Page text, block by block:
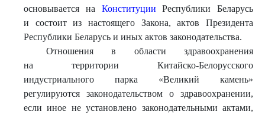
основывается на Конституции Республики Беларусь
и состоит из настоящего Закона, актов Президента
Республики Беларусь и иных актов законодательства.
Отношения в области здравоохранения
на территории Китайско-Белорусского
индустриального парка «Великий камень»
регулируются законодательством о здравоохранении,
если иное не установлено законодательными актами,